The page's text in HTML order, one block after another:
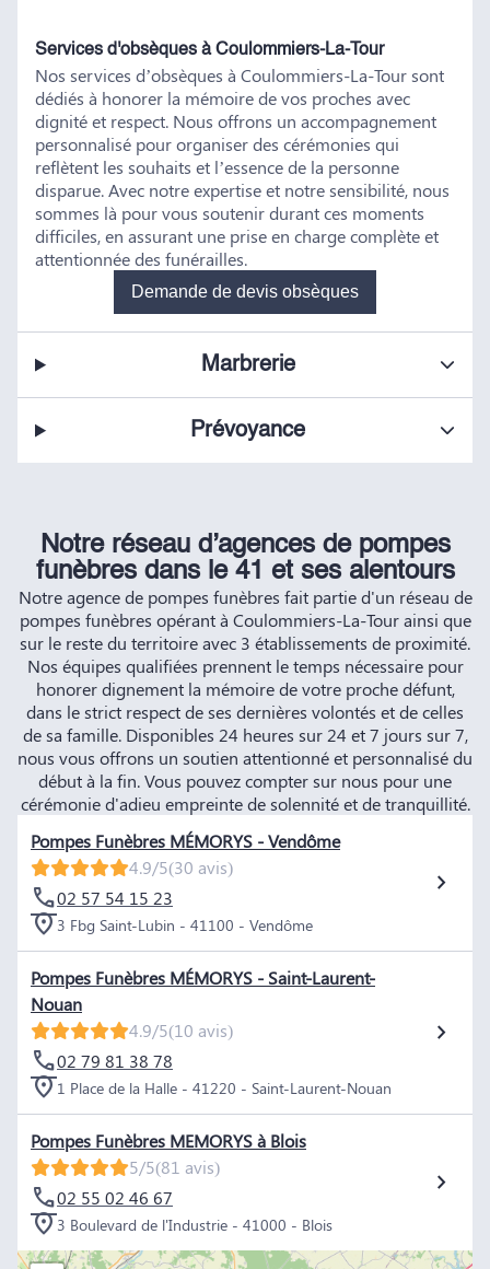
Services d'obsèques à Coulommiers-La-Tour
Nos services d’obsèques à Coulommiers-La-Tour sont
dédiés à honorer la mémoire de vos proches avec
dignité et respect. Nous offrons un accompagnement
personnalisé pour organiser des cérémonies qui
reflètent les souhaits et l’essence de la personne
disparue. Avec notre expertise et notre sensibilité, nous
sommes là pour vous soutenir durant ces moments
difficiles, en assurant une prise en charge complète et
attentionnée des funérailles.
Demande de devis obsèques
Marbrerie
Prévoyance
Notre réseau d’agences de pompes
funèbres dans le 41 et ses alentours
Notre agence de pompes funèbres fait partie d'un réseau de
pompes funèbres opérant à Coulommiers-La-Tour ainsi que
sur le reste du territoire avec 3 établissements de proximité.
Nos équipes qualifiées prennent le temps nécessaire pour
honorer dignement la mémoire de votre proche défunt,
dans le strict respect de ses dernières volontés et de celles
de sa famille. Disponibles 24 heures sur 24 et 7 jours sur 7,
nous vous offrons un soutien attentionné et personnalisé du
début à la fin. Vous pouvez compter sur nous pour une
cérémonie d'adieu empreinte de solennité et de tranquillité.
Pompes Funèbres MÉMORYS - Vendôme
4.9/5(30 avis)
02 57 54 15 23
3 Fbg Saint-Lubin - 41100 - Vendôme
Pompes Funèbres MÉMORYS - Saint-Laurent-
Nouan
4.9/5(10 avis)
02 79 81 38 78
1 Place de la Halle - 41220 - Saint-Laurent-Nouan
Pompes Funèbres MEMORYS à Blois
5/5(81 avis)
02 55 02 46 67
3 Boulevard de l'Industrie - 41000 - Blois